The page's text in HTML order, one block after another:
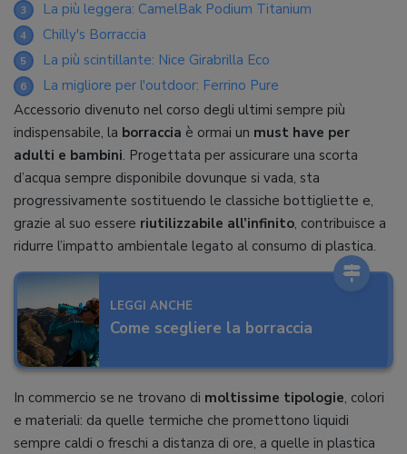
3 La più leggera: CamelBak Podium Titanium
4 Chilly's Borraccia
5 La più scintillante: Nice Girabrilla Eco
6
La migliore per l'outdoor: Ferrino Pure
Accessorio divenuto nel corso degli ultimi sempre più
indispensabile, la borraccia è ormai un must have per
adulti e bambini. Progettata per assicurare una scorta
d’acqua sempre disponibile dovunque si vada, sta
progressivamente sostituendo le classiche bottigliette e,
grazie al suo essere riutilizzabile all’infinito, contribuisce a
ridurre l’impatto ambientale legato al consumo di plastica.
LEGGI ANCHE
Come scegliere la borraccia
In commercio se ne trovano di moltissime tipologie, colori
e materiali: da quelle termiche che promettono liquidi
sempre caldi o freschi a distanza di ore, a quelle in plastica